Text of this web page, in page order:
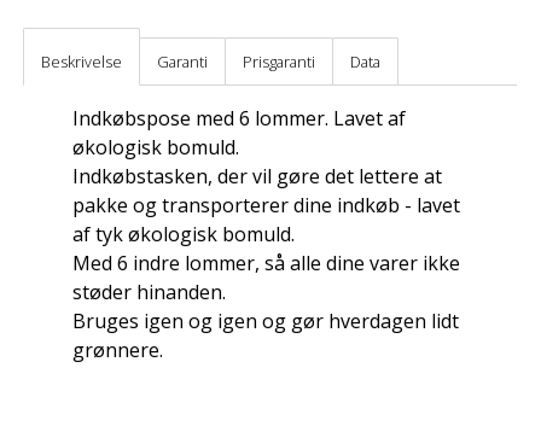
Beskrivelse Garanti Prisgaranti Data
Indkøbspose med 6 lommer. Lavet af
økologisk bomuld.
Indkøbstasken, der vil gøre det lettere at
pakke og transporterer dine indkøb - lavet
af tyk økologisk bomuld.
Med 6 indre lommer, så alle dine varer ikke
støder hinanden.
Bruges igen og igen og gør hverdagen lidt
grønnere.